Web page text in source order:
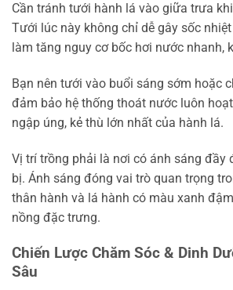
Cần tránh tưới hành lá vào giữa trưa
Tưới lúc này không chỉ dễ gây sốc
làm tăng nguy cơ bốc hơi nước nhanh,
Bạn nên tưới vào buổi sáng sớm hoặc
đảm bảo hệ thống thoát nước luôn
ngập úng, kẻ thù lớn nhất của hành lá.
Vị trí trồng phải là nơi có ánh sáng đầy
bị. Ánh sáng đóng vai trò quan trọng
thân hành và lá hành có màu xanh
nồng đặc trưng.
Chiến Lược Chăm Sóc & Dinh
Sâu